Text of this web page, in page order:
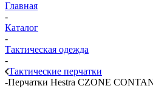
Главная
-
Каталог
-
Тактическая одежда
-
Тактические перчатки
-Перчатки Hestra CZONE